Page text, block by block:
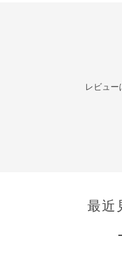
レビュー
最近